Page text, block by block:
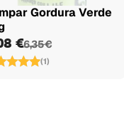
Gordura Verde
€6,35 €
(1)